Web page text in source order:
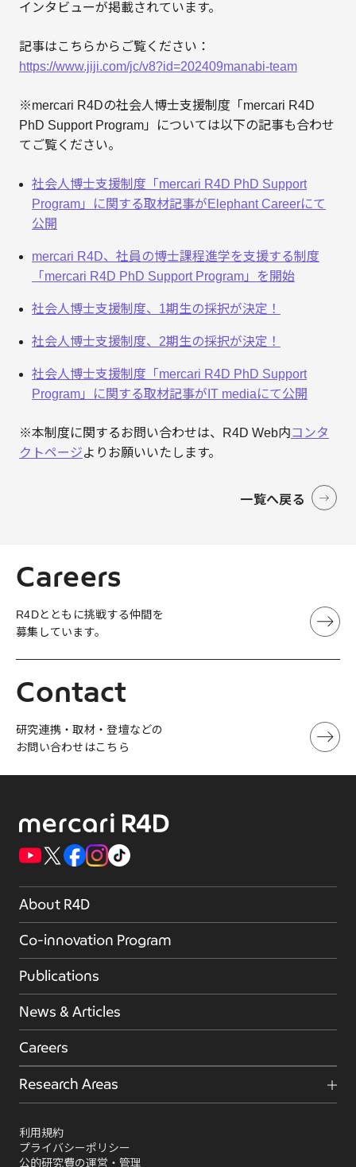
インタビューが掲載されています。
記事はこちらからご覧ください：
https://www.jiji.com/jc/v8?id=202409manabi-team
※mercari R4Dの社会人博士支援制度「mercari R4D
PhD Support Program」については以下の記事も合わせ
てご覧ください。
社会人博士支援制度「mercari R4D PhD Support
Program」に関する取材記事がElephant Careerにて
公開
mercari R4D、社員の博士課程進学を支援する制度
「mercari R4D PhD Support Program」を開始
社会人博士支援制度、1期生の採択が決定！
社会人博士支援制度、2期生の採択が決定！
社会人博士支援制度「mercari R4D PhD Support
Program」に関する取材記事がIT mediaにて公開
※本制度に関するお問い合わせは、R4D Web内コンタ
クトページよりお願いいたします。
一覧へ戻る
Careers
R4Dとともに挑戦する仲間を
募集しています。
Contact
研究連携・取材・登壇などの
お問い合わせはこちら
About R4D
Co-innovation Program
Publications
News & Articles
Careers
Research Areas
利用規約
プライバシーポリシー
公的研究費の運営・管理